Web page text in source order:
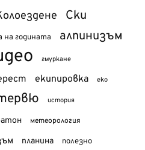
Ски
на годината алпинизъм
гмуркане
екипировка еко
история
метеорология
планина полезно